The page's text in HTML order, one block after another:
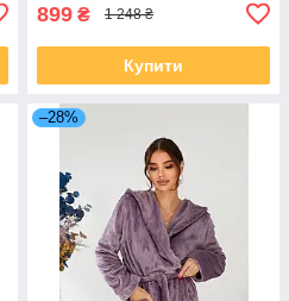
899 ₴ 1 248 ₴
Купити
–28%